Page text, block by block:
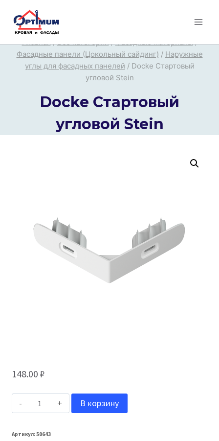
Перейти
Главная / Все категории / Фасадные материалы /
Фасадные панели (Цокольный сайдинг) / Наружные
углы для фасадных панелей / Docke Стартовый
угловой Stein
Docke Стартовый
угловой Stein
148.00 ₽
Количество
Docke
В корзину
Артикул:50643